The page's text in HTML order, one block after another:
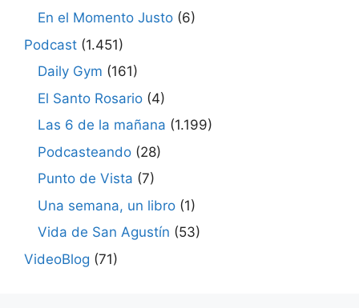
En el Momento Justo (6)
Podcast (1.451)
Daily Gym (161)
El Santo Rosario (4)
Las 6 de la mañana (1.199)
Podcasteando (28)
Punto de Vista (7)
Una semana, un libro (1)
Vida de San Agustín (53)
VideoBlog (71)